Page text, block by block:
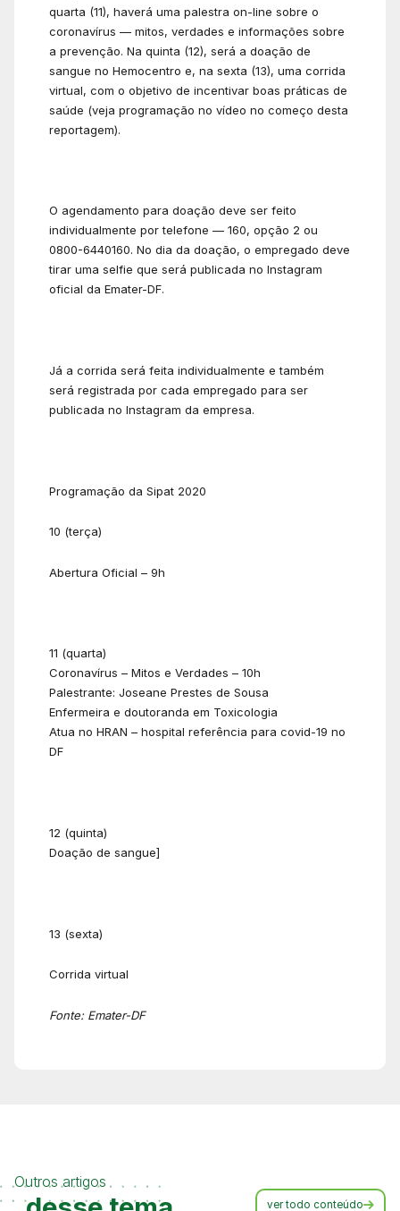
quarta (11), haverá uma palestra on-line sobre o
coronavírus — mitos, verdades e informações sobre
a prevenção. Na quinta (12), será a doação de
sangue no Hemocentro e, na sexta (13), uma corrida
virtual, com o objetivo de incentivar boas práticas de
saúde (veja programação no vídeo no começo desta
reportagem).
O agendamento para doação deve ser feito
individualmente por telefone — 160, opção 2 ou
0800-6440160. No dia da doação, o empregado deve
tirar uma selfie que será publicada no Instagram
oficial da Emater-DF.
Já a corrida será feita individualmente e também
será registrada por cada empregado para ser
publicada no Instagram da empresa.
Programação da Sipat 2020
10 (terça)
Abertura Oficial – 9h
11 (quarta)
Coronavírus – Mitos e Verdades – 10h
Palestrante: Joseane Prestes de Sousa
Enfermeira e doutoranda em Toxicologia
Atua no HRAN – hospital referência para covid-19 no
DF
12 (quinta)
Doação de sangue]
13 (sexta)
Corrida virtual
Fonte: Emater-DF
Outros artigos
ver todo conteúdo